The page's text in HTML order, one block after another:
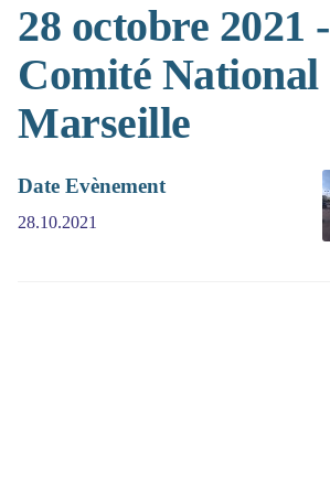
28 octobre 2021 -
Comité National
Marseille
Date Evènement
28.10.2021